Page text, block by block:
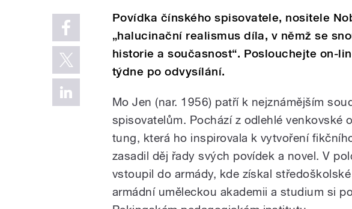
Povídka čínského spisovatele, nositele
„halucinační realismus díla, v němž se
historie a současnost“. Poslouchejte on-
týdne po odvysílání.
Mo Jen (nar. 1956) patří k nejznámějším
spisovatelům. Pochází z odlehlé venkovské
tung, která ho inspirovala k vytvoření
zasadil děj řady svých povídek a novel. V
vstoupil do armády, kde získal
armádní uměleckou akademii a studium si